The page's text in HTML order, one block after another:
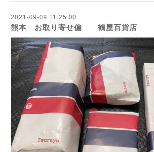
2021-09-09 11:25:00
熊本 お取り寄せ偏 鶴屋百貨店